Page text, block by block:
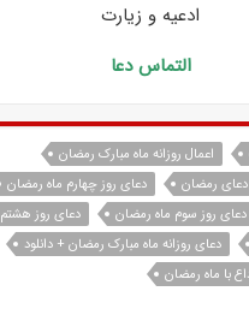
ادعیه و زیارت
التماس دعا
اعمال روزانه ماه مبارک رمضان
دعای رمضان
دعای روز چهارم ماه رمضان
دعای روز سوم ماه رمضان
دعای روز
دعای روزانه ماه مبارک رمضان + دانلود
با ماه رمضان